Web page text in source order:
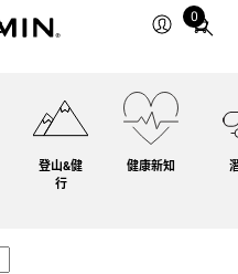
0
Total
登山&健
行
健康新知